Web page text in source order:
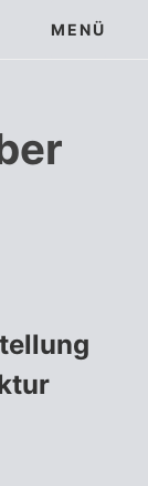
MENÜ